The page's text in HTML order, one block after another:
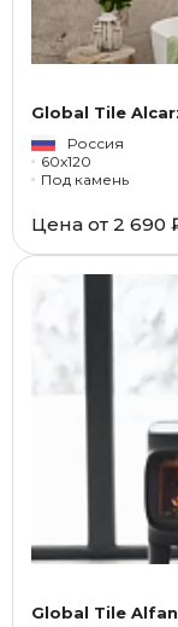
Global Tile
Россия
60x120
Под камень
Цена от 2 690
Global Tile